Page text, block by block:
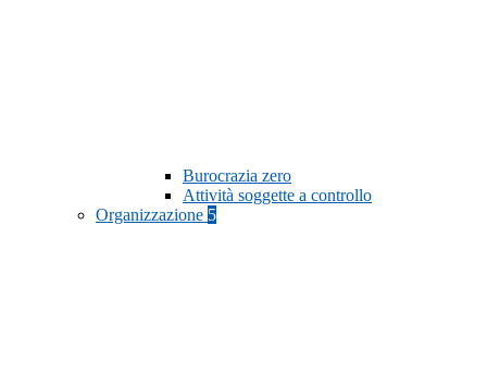
Burocrazia zero
Attività soggette a controllo
Organizzazione 5